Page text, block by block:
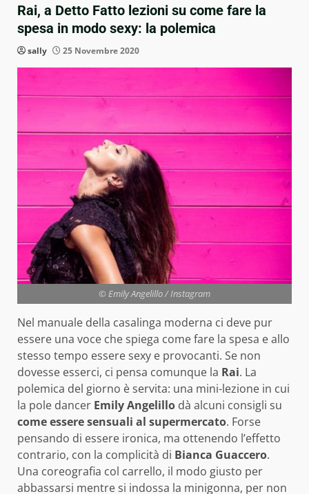
Rai, a Detto Fatto lezioni su come fare la
spesa in modo sexy: la polemica
sally 25 Novembre 2020
© Emily Angelillo / Instagram
Nel manuale della casalinga moderna ci deve pur
essere una voce che spiega come fare la spesa e allo
stesso tempo essere sexy e provocanti. Se non
dovesse esserci, ci pensa comunque la Rai. La
polemica del giorno è servita: una mini-lezione in cui
la pole dancer Emily Angelillo dà alcuni consigli su
come essere sensuali al supermercato. Forse
pensando di essere ironica, ma ottenendo l’effetto
contrario, con la complicità di Bianca Guaccero.
Una coreografia col carrello, il modo giusto per
abbassarsi mentre si indossa la minigonna, per non